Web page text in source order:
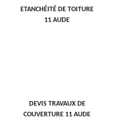
ETANCHÉITÉ DE TOITURE
11 AUDE
DEVIS TRAVAUX DE
COUVERTURE 11 AUDE